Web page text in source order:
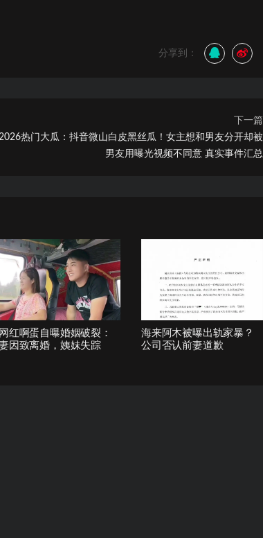
分享到：
下一篇
热门大瓜：抖音微山白皮黑丝瓜！女主想和男友分开却被
男友用曝光视频不同意 真实事件汇总
网红啊蛋自曝婚姻破裂：
因致离婚，姨妹失踪
海来阿木被曝出轨家暴？
公司否认前妻道歉